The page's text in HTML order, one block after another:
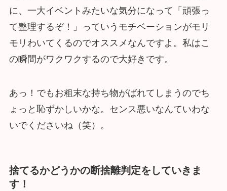
に、一大イベントみたいな気分になって「頑張っ
て整理するぞ！」っていうモチベーションがモリ
モリわいてくるのでオススメなんですよ。私はこ
の瞬間がワクワクするので大好きです。
あっ！でもお粗末な持ち物がばれてしまうのでち
ょっと恥ずかしいかな。センス悪いなんていわな
いでくださいね（笑）。
捨てるかどうかの断捨離判定をしていきま
す！